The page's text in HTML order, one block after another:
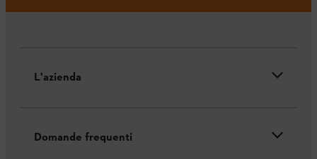
L'azienda
Domande frequenti